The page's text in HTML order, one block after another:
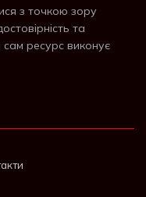
з точкою зору
та
сам ресурс виконує